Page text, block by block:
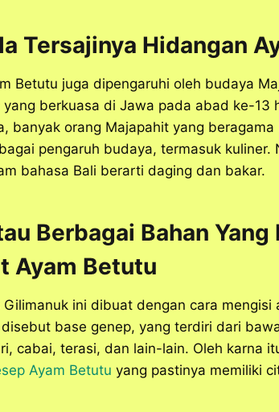
Tersajinya Hidangan
Betutu juga dipengaruhi oleh budaya
berkuasa di Jawa pada abad ke-13
banyak orang Majapahit yang
pengaruh budaya, termasuk kuliner.
bahasa Bali berarti daging dan bakar.
Berbagai Bahan
Ayam Betutu
Gilimanuk ini dibuat dengan cara
base genep, yang terdiri dari
cabai, terasi, dan lain-lain. Oleh karna
Ayam Betutu yang pastinya memiliki